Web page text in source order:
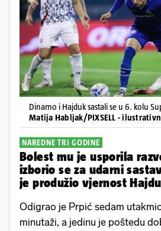
Dinamo i Hajduk sastali se u 6. kolu
Matija Habljak/PIXSELL -
NAREDNE TRI GODINE
Bolest mu je usporila
izborio se za udarni
je produžio vjernost
Odigrao je Prpić sedam
minutaži, a jedinu je poštedu